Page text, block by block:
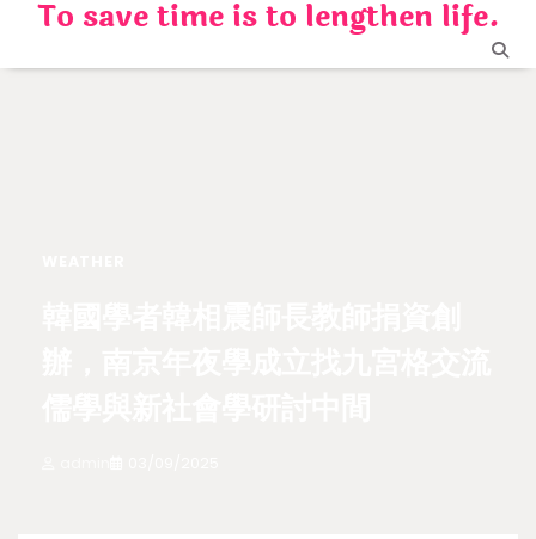
content
To save time is to lengthen life.